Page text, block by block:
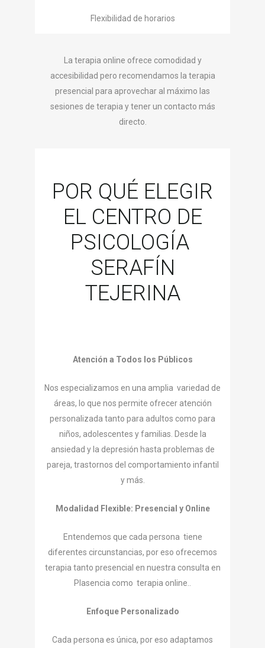
Flexibilidad de horarios
La terapia online ofrece comodidad y
accesibilidad pero recomendamos la terapia
presencial para aprovechar al máximo las
sesiones de terapia y tener un contacto más
directo.
POR QUÉ ELEGIR
EL CENTRO DE
PSICOLOGÍA
SERAFÍN
TEJERINA
Atención a Todos los Públicos
Nos especializamos en una amplia variedad de
áreas, lo que nos permite ofrecer atención
personalizada tanto para adultos como para
niños, adolescentes y familias. Desde la
ansiedad y la depresión hasta problemas de
pareja, trastornos del comportamiento infantil
y más.
Modalidad Flexible: Presencial y Online
Entendemos que cada persona tiene
diferentes circunstancias, por eso ofrecemos
terapia tanto presencial en nuestra consulta en
Plasencia como terapia online..
Enfoque Personalizado
Cada persona es única, por eso adaptamos